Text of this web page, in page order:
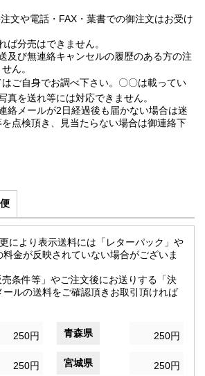
文や電話・FAX・葉書での御注文はお受け
ば分売はできません。
及び無連絡キャンセルの履歴のある方の注
ん。
ご自身でお調べ下さい。〇〇は載ってい
を送れ等には対応できません。
絡メールが2日経過後も届かない場合は迷
点検頂き、見当たらない場合は御連絡下
により表示送料には「レターパック」や
料金が反映されていない場合がございま
条件等」やご注文後にお送りする「決
ルの送料をご確認頂きお取引頂ければ
250円 青森県 250円
250円 宮城県 250円